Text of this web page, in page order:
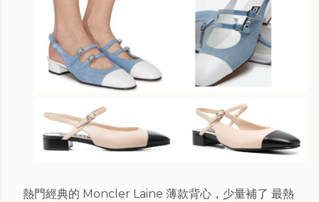
熱門經典的 Moncler Laine 薄款背心，少量補了 最熱